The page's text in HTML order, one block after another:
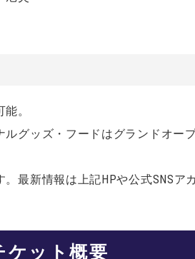
。
ルグッズ・フードはグランドオー
最新情報は上記HPや公式SNSア
ケット概要